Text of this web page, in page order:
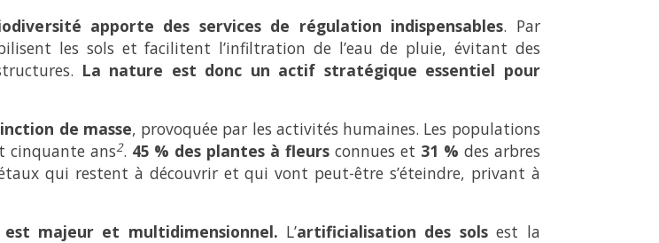
apporte des services de régulation indispensables. Par
les sols et facilitent l’infiltration de l’eau de pluie, évitant des
La nature est donc un actif stratégique essentiel pour
de masse, provoquée par les activités humaines. Les populations
cinquante ans2. 45 % des plantes à fleurs connues et 31 % des arbres
qui restent à découvrir et qui vont peut-être s’éteindre, privant à
majeur et multidimensionnel. L’artificialisation des solsest la